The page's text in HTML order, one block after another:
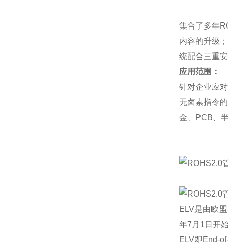
集合了多年
内容的升级
统配合三重
应用范围：
针对企业应
无卤素指令
金、PCB、
ELV是由欧
年7月1日开
ELV即End-